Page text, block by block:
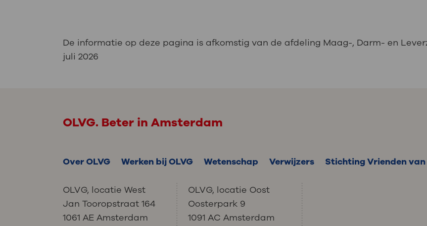
De informatie op deze pagina is afkomstig van de afdeling Maag-, Darm- en
juli 2026
OLVG. Beter in Amsterdam
Over OLVG Werken bij OLVG Wetenschap Verwijzers Stichting Vrienden van
OLVG, locatie West
Jan Tooropstraat 164
1061 AE Amsterdam
OLVG, locatie Oost
Oosterpark 9
1091 AC Amsterdam